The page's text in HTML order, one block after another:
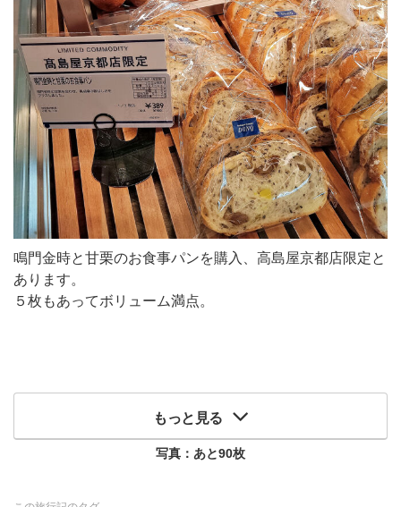
鳴門金時と甘栗のお食事パンを購入、高島屋京都店限定と
あります。
５枚もあってボリューム満点。
もっと見る
写真：あと90枚